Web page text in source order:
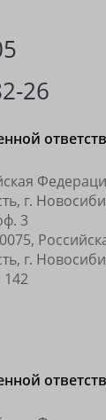
26
г.
3
г.
142